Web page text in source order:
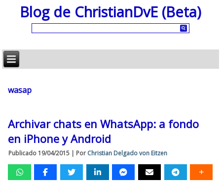
Blog de ChristianDvE (Beta)
wasap
Archivar chats en WhatsApp: a fondo
en iPhone y Android
Publicado 19/04/2015 | Por Christian Delgado von Eitzen